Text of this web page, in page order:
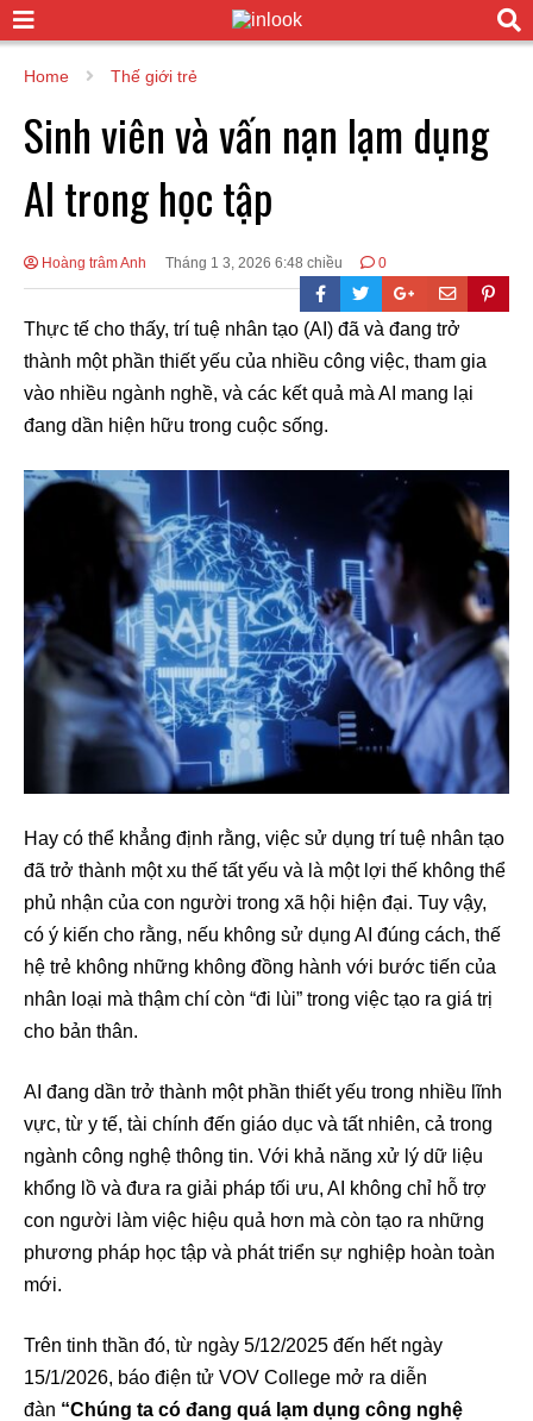
Home Thế giới trẻ
Sinh viên và vấn nạn lạm dụng
AI trong học tập
Hoàng trâm Anh Tháng 1 3, 2026 6:48 chiều 0
Thực tế cho thấy, trí tuệ nhân tạo (AI) đã và đang trở
thành một phần thiết yếu của nhiều công việc, tham gia
vào nhiều ngành nghề, và các kết quả mà AI mang lại
đang dần hiện hữu trong cuộc sống.
Hay có thể khẳng định rằng, việc sử dụng trí tuệ nhân tạo
đã trở thành một xu thế tất yếu và là một lợi thế không thể
phủ nhận của con người trong xã hội hiện đại. Tuy vậy,
có ý kiến cho rằng, nếu không sử dụng AI đúng cách, thế
hệ trẻ không những không đồng hành với bước tiến của
nhân loại mà thậm chí còn “đi lùi” trong việc tạo ra giá trị
cho bản thân.
AI đang dần trở thành một phần thiết yếu trong nhiều lĩnh
vực, từ y tế, tài chính đến giáo dục và tất nhiên, cả trong
ngành công nghệ thông tin. Với khả năng xử lý dữ liệu
khổng lồ và đưa ra giải pháp tối ưu, AI không chỉ hỗ trợ
con người làm việc hiệu quả hơn mà còn tạo ra những
phương pháp học tập và phát triển sự nghiệp hoàn toàn
mới.
Trên tinh thần đó, từ ngày 5/12/2025 đến hết ngày
15/1/2026, báo điện tử VOV College mở ra diễn
đàn “Chúng ta có đang quá lạm dụng công nghệ